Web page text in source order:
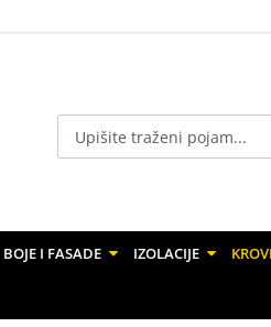
BOJE I FASADE IZOLACIJE